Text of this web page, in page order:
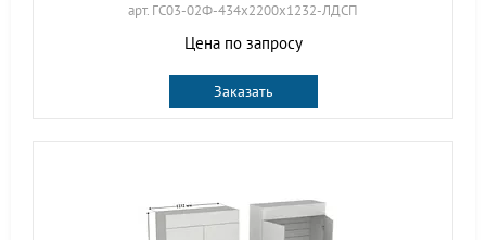
арт. ГС03-02Ф-434х2200х1232-ЛДСП
Цена по запросу
Заказать